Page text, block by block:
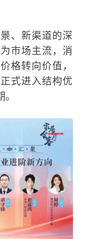
、新渠道的深
市场主流，消
格转向价值，
式进入结构优